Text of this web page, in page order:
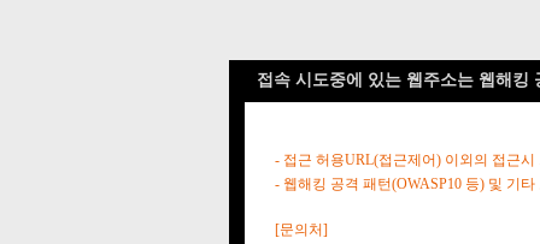
접속 시도중에 있는 웹주소는 웹해킹
- 접근 허용URL(접근제어) 이외의 접근시
- 웹해킹 공격 패턴(OWASP10 등) 및 기
[문의처]